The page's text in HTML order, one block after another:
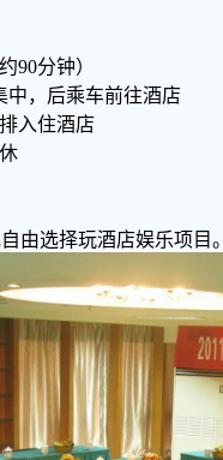
90分钟）
中，后乘车前往酒店
入住酒店
由选择玩酒店娱乐项目。